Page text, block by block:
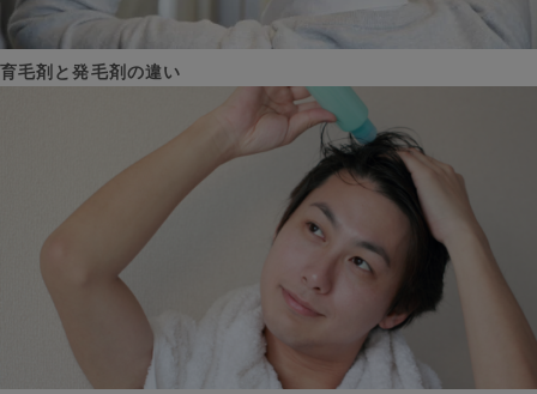
育毛剤と発毛剤の違い